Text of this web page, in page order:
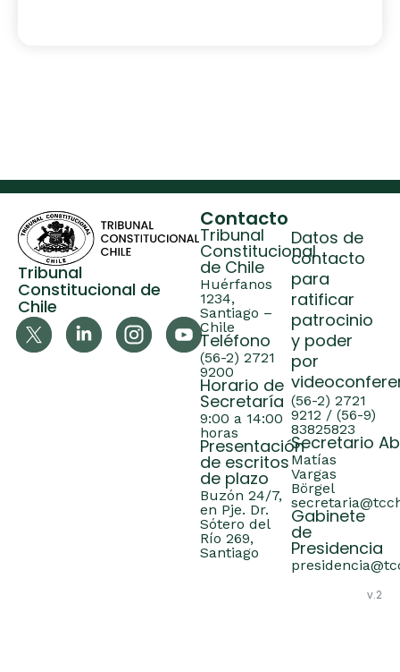
Tribunal
Constitucional de
Chile
Contacto
Tribunal
Constitucional
de Chile
Huérfanos
1234,
Santiago –
Chile
Teléfono
(56-2) 2721
9200
Horario de
Secretaría
9:00 a 14:00
horas
Presentación
de escritos
de plazo
Buzón 24/7,
en Pje. Dr.
Sótero del
Río 269,
Santiago
Datos de
contacto
para
ratificar
patrocinio
y poder
por
(56-2) 2721
9212 / (56-9)
83825823
Secretario
Matías
Vargas
Börgel
Gabinete
de
Presidencia
v.2